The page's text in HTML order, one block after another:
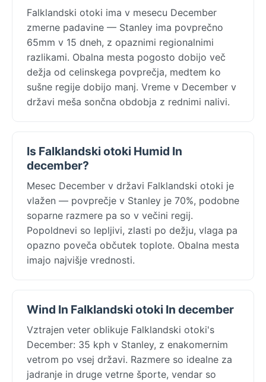
Falklandski otoki ima v mesecu December
zmerne padavine — Stanley ima povprečno
65mm v 15 dneh, z opaznimi regionalnimi
razlikami. Obalna mesta pogosto dobijo več
dežja od celinskega povprečja, medtem ko
sušne regije dobijo manj. Vreme v December v
državi meša sončna obdobja z rednimi nalivi.
Is Falklandski otoki Humid In
december?
Mesec December v državi Falklandski otoki je
vlažen — povprečje v Stanley je 70%, podobne
soparne razmere pa so v večini regij.
Popoldnevi so lepljivi, zlasti po dežju, vlaga pa
opazno poveča občutek toplote. Obalna mesta
imajo najvišje vrednosti.
Wind In Falklandski otoki In december
Vztrajen veter oblikuje Falklandski otoki's
December: 35 kph v Stanley, z enakomernim
vetrom po vsej državi. Razmere so idealne za
jadranje in druge vetrne športe, vendar so